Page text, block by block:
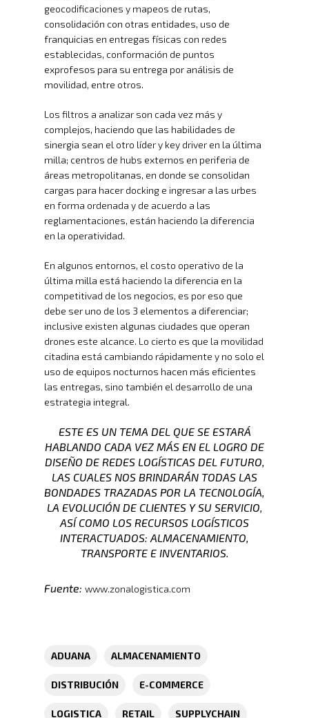
geocodificaciones y mapeos de rutas,
consolidación con otras entidades, uso de
franquicias en entregas físicas con redes
establecidas, conformación de puntos
exprofesos para su entrega por análisis de
movilidad, entre otros.
Los filtros a analizar son cada vez más y
complejos, haciendo que las habilidades de
sinergia sean el otro líder y key driver en la última
milla; centros de hubs externos en periferia de
áreas metropolitanas, en donde se consolidan
cargas para hacer docking e ingresar a las urbes
en forma ordenada y de acuerdo a las
reglamentaciones, están haciendo la diferencia
en la operatividad.
En algunos entornos, el costo operativo de la
última milla está haciendo la diferencia en la
competitivad de los negocios, es por eso que
debe ser uno de los 3 elementos a diferenciar;
inclusive existen algunas ciudades que operan
drones este alcance. Lo cierto es que la movilidad
citadina está cambiando rápidamente y no solo el
uso de equipos nocturnos hacen más eficientes
las entregas, sino también el desarrollo de una
estrategia integral.
ESTE ES UN TEMA DEL QUE SE ESTARÁ
HABLANDO CADA VEZ MÁS EN EL LOGRO DE
DISEÑO DE REDES LOGÍSTICAS DEL FUTURO,
LAS CUALES NOS BRINDARÁN TODAS LAS
BONDADES TRAZADAS POR LA TECNOLOGÍA,
LA EVOLUCIÓN DE CLIENTES Y SU SERVICIO,
ASÍ COMO LOS RECURSOS LOGÍSTICOS
INTERACTUADOS: ALMACENAMIENTO,
TRANSPORTE E INVENTARIOS.
Fuente: www.zonalogistica.com
ADUANA ALMACENAMIENTO
DISTRIBUCIÓN E-COMMERCE
LOGISTICA RETAIL SUPPLYCHAIN
Inicio
Nosotros
Productos
Servicio En
Contacto
LMS
Links De